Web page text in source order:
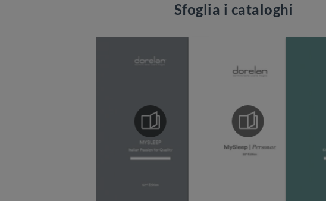
Sfoglia i cataloghi